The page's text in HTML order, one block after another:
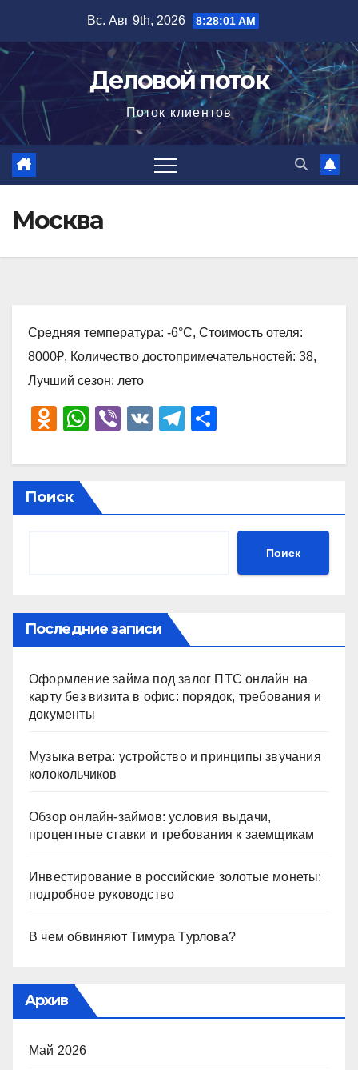
содержимому
Вс. Авг 9th, 2026 8:28:02 AM
Деловой поток
Поток клиентов
Москва
Средняя температура: -6°C, Стоимость отеля:
8000₽, Количество достопримечательностей: 38,
Лучший сезон: лето
O
n
o
kl
ki
W
at
s
A
Vi
er
V
T
e
a
р
в
ть
Поиск
Поиск
Последние записи
Оформление займа под залог ПТС онлайн на
карту без визита в офис: порядок, требования и
документы
Музыка ветра: устройство и принципы звучания
колокольчиков
Обзор онлайн-займов: условия выдачи,
процентные ставки и требования к заемщикам
Инвестирование в российские золотые монеты:
подробное руководство
В чем обвиняют Тимура Турлова?
Архив
Май 2026